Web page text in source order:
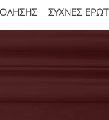
ΣΥΧΝΕΣ